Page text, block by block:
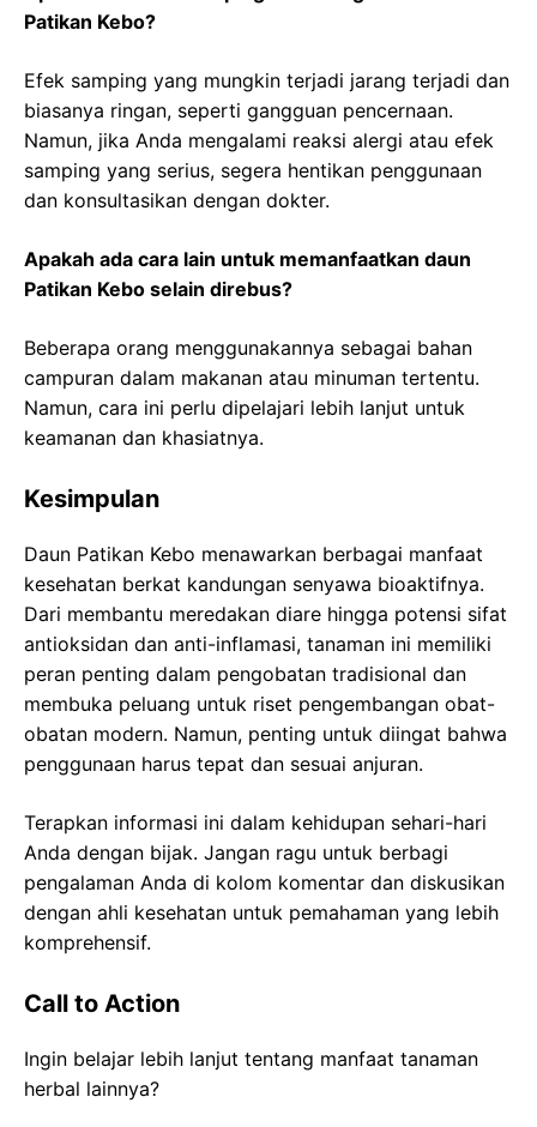
Patikan Kebo?
Efek samping yang mungkin terjadi jarang terjadi dan
biasanya ringan, seperti gangguan pencernaan.
Namun, jika Anda mengalami reaksi alergi atau efek
samping yang serius, segera hentikan penggunaan
dan konsultasikan dengan dokter.
Apakah ada cara lain untuk memanfaatkan daun
Patikan Kebo selain direbus?
Beberapa orang menggunakannya sebagai bahan
campuran dalam makanan atau minuman tertentu.
Namun, cara ini perlu dipelajari lebih lanjut untuk
keamanan dan khasiatnya.
Kesimpulan
Daun Patikan Kebo menawarkan berbagai manfaat
kesehatan berkat kandungan senyawa bioaktifnya.
Dari membantu meredakan diare hingga potensi sifat
antioksidan dan anti-inflamasi, tanaman ini memiliki
peran penting dalam pengobatan tradisional dan
membuka peluang untuk riset pengembangan obat-
obatan modern. Namun, penting untuk diingat bahwa
penggunaan harus tepat dan sesuai anjuran.
Terapkan informasi ini dalam kehidupan sehari-hari
Anda dengan bijak. Jangan ragu untuk berbagi
pengalaman Anda di kolom komentar dan diskusikan
dengan ahli kesehatan untuk pemahaman yang lebih
komprehensif.
Call to Action
Ingin belajar lebih lanjut tentang manfaat tanaman
herbal lainnya?